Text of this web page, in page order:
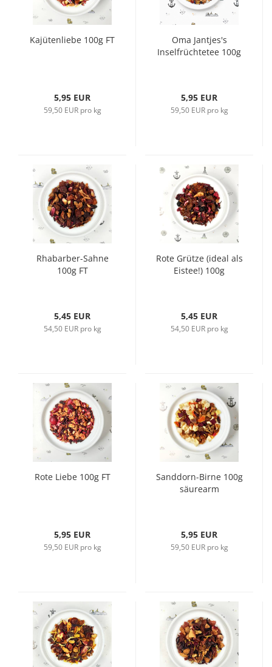
Kajütenliebe 100g FT
5,95 EUR
59,50 EUR pro kg
Oma Jantjes's
Inselfrüchtetee 100g
5,95 EUR
59,50 EUR pro kg
Rhabarber-Sahne
100g FT
5,45 EUR
54,50 EUR pro kg
Rote Grütze (ideal als
Eistee!) 100g
5,45 EUR
54,50 EUR pro kg
Rote Liebe 100g FT
5,95 EUR
59,50 EUR pro kg
Sanddorn-Birne 100g
säurearm
5,95 EUR
59,50 EUR pro kg